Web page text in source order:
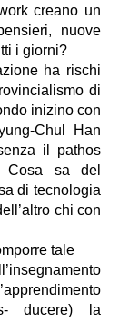
creano un
nuove
i giorni?
ha rischi
di
inizino con
Chul Han
il pathos
Cosa sa del
di tecnologia
chi con
tale
ducere) la